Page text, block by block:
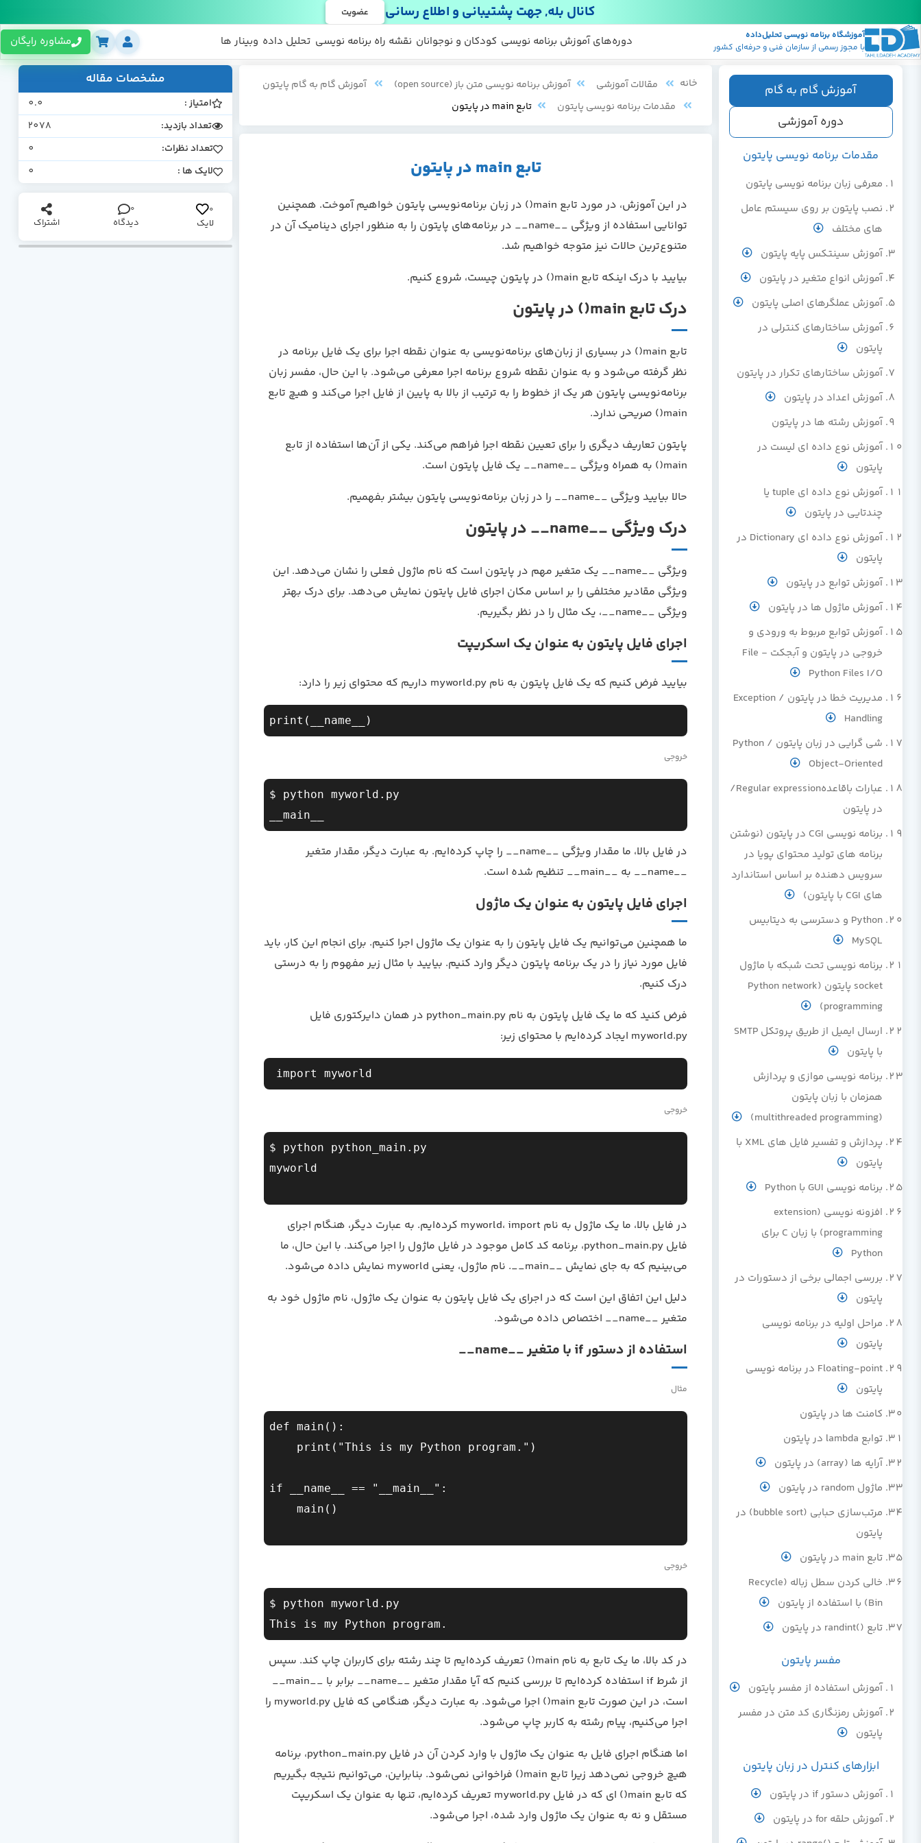
کانال بله, جهت پشتیبانی و اطلاع رسانی عضویت
آموزشگاه برنامه نویسی تحلیل‌داده
با مجوز رسمی از سازمان فنی و حرفه‌ای کشور
دوره‌های آموزش برنامه نویسی
پکیج ها
منابع رایگان کودکان و نوجوانان نقشه راه برنامه نویسی تحلیل داده وبینار ها مشاوره رایگان
مشخصات مقاله
امتیاز :
0.0
تعداد بازدید:
2078
تعداد نظرات:
0
لایک ها :
0
0
لایک
0
دیدگاه اشتراک
آموزش گام به گام
دوره آموزشی
مقدمات برنامه نویسی پایتون
معرفی زبان برنامه نویسی پایتون
نصب پایتون بر روی سیستم عامل
های مختلف
آموزش سینتکس پایه پایتون
آموزش انواع متغیر در پایتون
آموزش عملگرهای اصلی پایتون
آموزش ساختارهای کنترلی در
پایتون
آموزش ساختارهای تکرار در پایتون
آموزش اعداد در پایتون
آموزش رشته ها در پایتون
آموزش نوع داده ای لیست در
پایتون
آموزش نوع داده ای tuple یا
چندتایی در پایتون
آموزش نوع داده ای Dictionary در
پایتون
آموزش توابع در پایتون
آموزش ماژول ها در پایتون
آموزش توابع مربوط به ورودی و
خروجی در پایتون و آبجکت File -
Python Files I/O
مدیریت خطا در پایتون / Exception
Handling
شی گرایی در زبان پایتون / Python
Object-Oriented
عبارات باقاعدهRegular expression/
در پایتون
برنامه نویسی CGI در پایتون (نوشتن
برنامه های تولید محتوای پویا در
سرویس دهنده بر اساس استاندارد
های CGI با پایتون)
Python و دسترسی به دیتابیس
MySQL
برنامه نویسی تحت شبکه با ماژول
socket پایتون (Python network
programming)
ارسال ایمیل از طریق پروتکل SMTP
با پایتون
برنامه نویسی موازی و پردازش
همزمان با زبان پایتون
(multithreaded programming)
پردازش و تفسیر فایل های XML با
پایتون
برنامه نویسی GUI با Python
افزونه نویسی (extension
programming) با زبان C برای
Python
بررسی اجمالی برخی از دستورات در
پایتون
مراحل اولیه در برنامه نویسی
پایتون
Floating-point در برنامه نویسی
پایتون
کامنت ها در پایتون
توابع lambda در پایتون
آرایه ها (array) در پایتون
ماژول random در پایتون
مرتب‌سازی حبابی (bubble sort) در
پایتون
تابع main در پایتون
خالی کردن سطل زباله (Recycle
Bin) با استفاده از پایتون
تابع ()randint در پایتون
مفسر پايتون
آموزش استفاده از مفسر پایتون
آموزش رمزنگاری کد متن در مفسر
پایتون
ابزارهای کنترل در زبان پایتون
آموزش دستور if در پایتون
آموزش حلقه for در پایتون
خانه مقالات آموزشی آموزش برنامه نویسی متن باز (open source)
آموزش گام به گام پایتون
مقدمات برنامه نویسی پایتون
تابع main در پایتون
تابع main در پایتون
در این آموزش، در مورد تابع main() در زبان برنامه‌نویسی پایتون خواهیم آموخت. همچنین
توانایی استفاده از ویژگی __name__ در برنامه‌های پایتون را به منظور اجرای دینامیک آن در
متنوع‌ترین حالات نیز متوجه خواهیم شد.
بیایید با درک اینکه تابع main() در پایتون چیست، شروع کنیم.
درک تابع main() در پایتون
تابع main() در بسیاری از زبان‌های برنامه‌نویسی به عنوان نقطه اجرا برای یک فایل برنامه در
نظر گرفته می‌شود و به عنوان نقطه شروع برنامه اجرا معرفی می‌شود. با این حال، مفسر زبان
برنامه‌نویسی پایتون هر یک از خطوط را به ترتیب از بالا به پایین از فایل اجرا می‌کند و هیچ تابع
main() صریحی ندارد.
پایتون تعاریف دیگری را برای تعیین نقطه اجرا فراهم می‌کند. یکی از آن‌ها استفاده از تابع
main() به همراه ویژگی __name__ یک فایل پایتون است.
حالا بیایید ویژگی __name__ را در زبان برنامه‌نویسی پایتون بیشتر بفهمیم.
درک ویژگی __name__ در پایتون
ویژگی __name__ یک متغیر مهم در پایتون است که نام ماژول فعلی را نشان می‌دهد. این
ویژگی مقادیر مختلفی را بر اساس مکان اجرای فایل پایتون نمایش می‌دهد. برای درک بهتر
ویژگی __name__، یک مثال را در نظر بگیریم.
اجرای فایل پایتون به عنوان یک اسکریپت
بیایید فرض کنیم که یک فایل پایتون به نام myworld.py داریم که محتوای زیر را دارد:
خروجی
$ python myworld.py
در فایل بالا، ما مقدار ویژگی __name__ را چاپ کرده‌ایم. به عبارت دیگر، مقدار متغیر
__name__ به __main__ تنظیم شده است.
اجرای فایل پایتون به عنوان یک ماژول
ما همچنین می‌توانیم یک فایل پایتون را به عنوان یک ماژول اجرا کنیم. برای انجام این کار، باید
فایل مورد نیاز را در یک برنامه پایتون دیگر وارد کنیم. بیایید با مثال زیر مفهوم را به درستی
درک کنیم.
فرض کنید که ما یک فایل پایتون به نام python_main.py در همان دایرکتوری فایل
myworld.py ایجاد کرده‌ایم با محتوای زیر:
خروجی
$ python python_main.py
myworld
در فایل بالا، ما یک ماژول به نام myworld، import کرده‌ایم. به عبارت دیگر، هنگام اجرای
فایل python_main.py، برنامه کد کامل موجود در فایل ماژول را اجرا می‌کند. با این حال، ما
می‌بینیم که به جای نمایش __main__. نام ماژول، یعنی myworld نمایش داده می‌شود.
دلیل این اتفاق این است که در اجرای یک فایل پایتون به عنوان یک ماژول، نام ماژول خود به
متغیر __name__ اختصاص داده می‌شود.
استفاده از دستور if با متغیر __name__
مثال
def main():
if __name__ == "__main__":
خروجی
$ python myworld.py
در کد بالا، ما یک تابع به نام main() تعریف کرده‌ایم تا چند رشته برای کاربران چاپ کند. سپس
از شرط if استفاده کرده‌ایم تا بررسی کنیم که آیا مقدار متغیر __name__ برابر با __main__
است، در این صورت تابع main() اجرا می‌شود. به عبارت دیگر، هنگامی که فایل myworld.py را
اجرا می‌کنیم، پیام رشته به کاربر چاپ می‌شود.
اما هنگام اجرای فایل به عنوان یک ماژول با وارد کردن آن در فایل python_main.py، برنامه
هیچ خروجی نمی‌دهد زیرا تابع main() فراخوانی نمی‌شود. بنابراین، می‌توانیم نتیجه بگیریم
که تابع main() ای که در فایل myworld.py تعریف کرده‌ایم، تنها به عنوان یک اسکریپت
مستقل و نه به عنوان یک ماژول وارد شده، اجرا می‌شود.